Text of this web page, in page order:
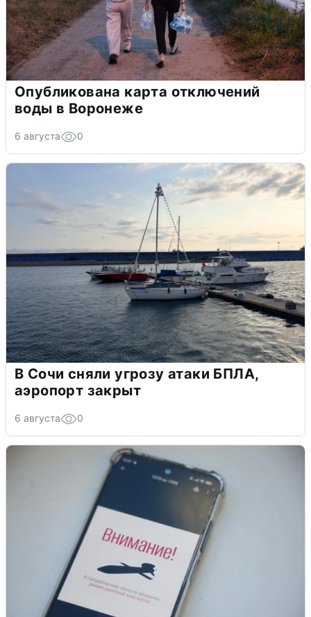
Опубликована карта отключений
воды в Воронеже
6 августа 0
В Сочи сняли угрозу атаки БПЛА,
аэропорт закрыт
6 августа 0